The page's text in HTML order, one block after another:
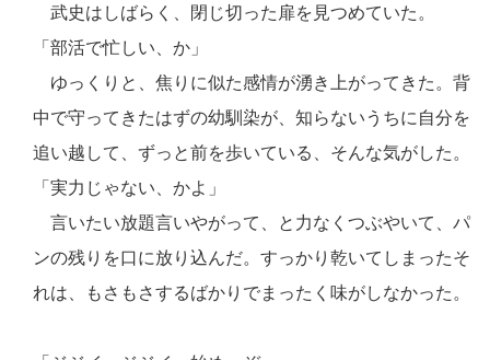
武史はしばらく、閉じ切った扉を見つめていた。
「部活で忙しい、か」
ゆっくりと、焦りに似た感情が湧き上がってきた。背
中で守ってきたはずの幼馴染が、知らないうちに自分を
追い越して、ずっと前を歩いている、そんな気がした。
「実力じゃない、かよ」
言いたい放題言いやがって、と力なくつぶやいて、パ
ンの残りを口に放り込んだ。すっかり乾いてしまったそ
れは、もさもさするばかりでまったく味がしなかった。